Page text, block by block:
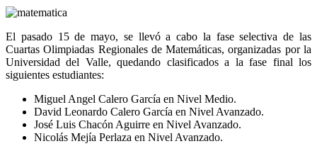
El pasado 15 de mayo, se llevó a cabo la fase selectiva de las
Cuartas Olimpiadas Regionales de Matemáticas, organizadas por la
Universidad del Valle, quedando clasificados a la fase final los
siguientes estudiantes:
Miguel Angel Calero García en Nivel Medio.
David Leonardo Calero García en Nivel Avanzado.
José Luis Chacón Aguirre en Nivel Avanzado.
Nicolás Mejía Perlaza en Nivel Avanzado.